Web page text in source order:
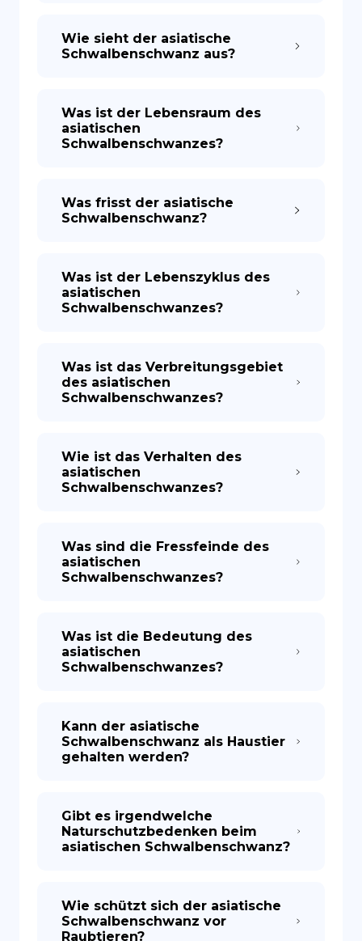
Wie sieht der asiatische
Schwalbenschwanz aus?
Was ist der Lebensraum des
asiatischen
Schwalbenschwanzes?
Was frisst der asiatische
Schwalbenschwanz?
Was ist der Lebenszyklus des
asiatischen
Schwalbenschwanzes?
Was ist das Verbreitungsgebiet
des asiatischen
Schwalbenschwanzes?
Wie ist das Verhalten des
asiatischen
Schwalbenschwanzes?
Was sind die Fressfeinde des
asiatischen
Schwalbenschwanzes?
Was ist die Bedeutung des
asiatischen
Schwalbenschwanzes?
Kann der asiatische
Schwalbenschwanz als Haustier
gehalten werden?
Gibt es irgendwelche
Naturschutzbedenken beim
asiatischen Schwalbenschwanz?
Wie schützt sich der asiatische
Schwalbenschwanz vor
Raubtieren?